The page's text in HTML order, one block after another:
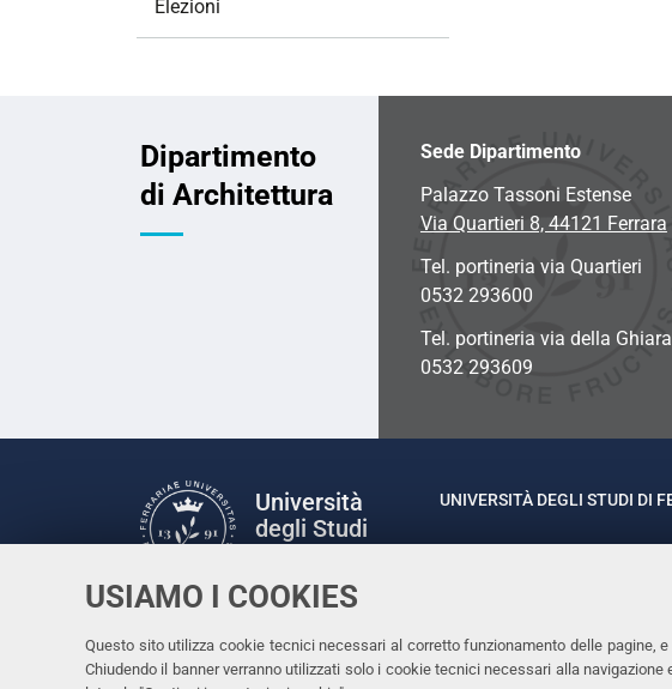
USIAMO I COOKIES
Questo sito utilizza cookie tecnici necessari al corretto funzionamento delle pagine,
Chiudendo il banner verranno utilizzati solo i cookie tecnici necessari alla
Elezioni
Dipartimento
di Architettura
Sede Dipartimento
Palazzo Tassoni Estense
Via Quartieri 8, 44121 Ferrara
Tel. portineria via Quartieri
0532 293600
Tel. portineria via della Ghiara
0532 293609
Università
degli Studi
Facebook
LinkedinInstagram
Youtube
UNIVERSITÀ DEGLI STUDI DI
Rettrice: Prof.ssa Laura